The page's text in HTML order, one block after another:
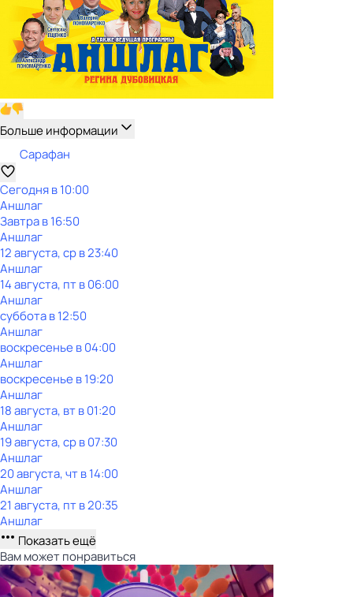
Больше информации
Сарафан
Сегодня в 10:00
Аншлаг
Завтра в 16:50
Аншлаг
12 августа, ср в 23:40
Аншлаг
14 августа, пт в 06:00
Аншлаг
субботав12:50
Аншлаг
воскресенье в04:00
Аншлаг
воскресенье в19:20
Аншлаг
18 августа, вт в 01:20
Аншлаг
19 августа, ср в 07:30
Аншлаг
20 августа, чт в 14:00
Аншлаг
21 августа, пт в 20:35
Аншлаг
Показать ещё
Вам может понравиться